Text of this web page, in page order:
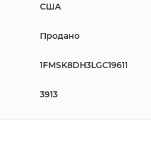
США
Продано
1FMSK8DH3LGC19611
3913